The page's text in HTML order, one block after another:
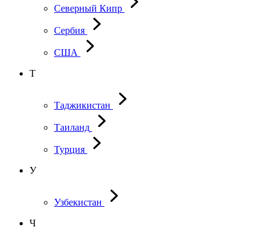
Северный Кипр
Сербия
США
Т
Таджикистан
Таиланд
Турция
У
Узбекистан
Ч